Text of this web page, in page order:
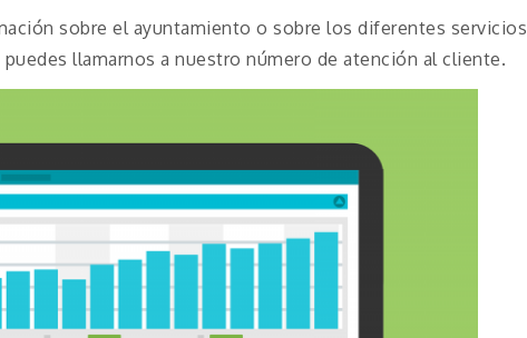
sobre el ayuntamiento o sobre los diferentes servicios
llamarnos a nuestro número de atención al cliente.